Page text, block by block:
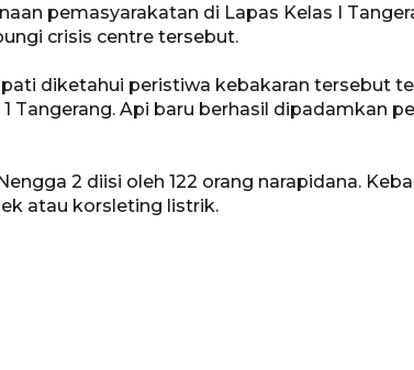
pemasyarakatan di Lapas Kelas I
crisis centre tersebut.
diketahui peristiwa kebakaran tersebut
Tangerang. Api baru berhasil dipadamkan
2 diisi oleh 122 orang narapidana.
atau korsleting listrik.